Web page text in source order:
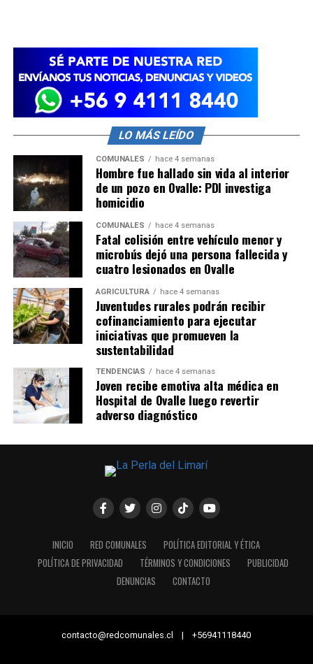
LO MÁS LEÍDO
COMUNALES hace 4 semanas
Hombre fue hallado sin vida al interior
de un pozo en Ovalle: PDI investiga
homicidio
COMUNALES hace 4 semanas
Fatal colisión entre vehículo menor y
microbús dejó una persona fallecida y
cuatro lesionados en Ovalle
AGRICULTURA hace 4 semanas
Juventudes rurales podrán recibir
cofinanciamiento para ejecutar
iniciativas que promueven la
sustentabilidad
TENDENCIAS hace 4 semanas
Joven recibe emotiva alta médica en
Hospital de Ovalle luego revertir
adverso diagnóstico
INICIO RED COMUNALES
POLÍTICA EDITORIAL Y ÉTICA
POLÍTICA DE PRIVACIDAD
TÉRMINOS Y CONDICIONES
PUBLICIDAD
DENUNCIAS
CONTACTO
contacto@redcomunales.cl | +56941118440